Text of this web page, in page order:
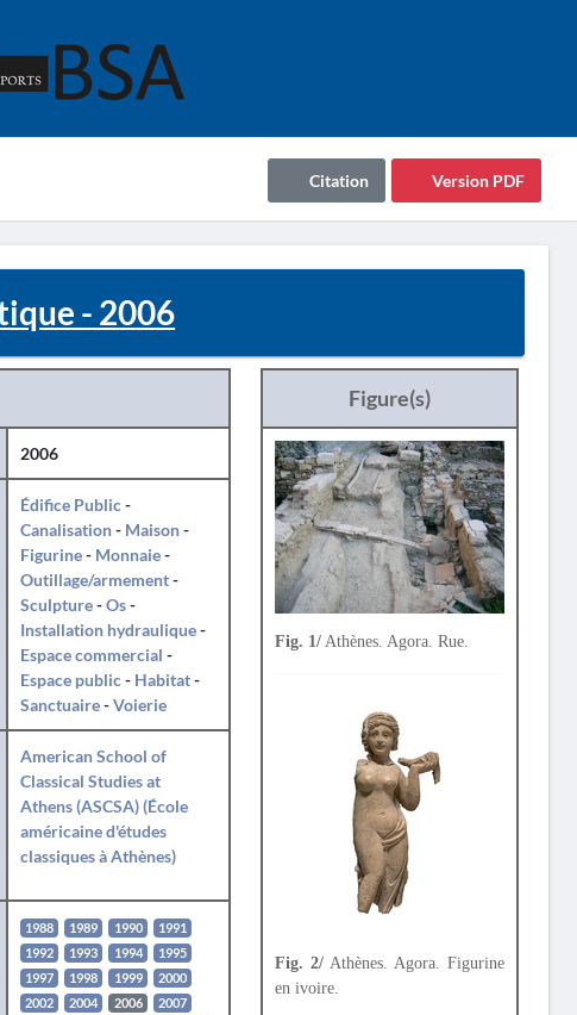
Version PDF
Citation
- 2006
2006
Édifice Public-
Canalisation- Maison-
Figurine- Monnaie-
Outillage/armement-
Sculpture-Os-
Installation hydraulique-
Espace commercial -
Espace public- Habitat-
Sanctuaire-Voierie
American School of
Classical Studies at
Athens (ASCSA) (École
américaine d'études
classiques à Athènes)
1988 1989 1990
1991
1992
1993 1994
1995
1997
1998 1999
2000
2002
2004 2006
2007
Figure(s)
Fig. 1/Athènes. Agora. Rue.
Fig. 2/Athènes. Agora. Figurine
en ivoire.